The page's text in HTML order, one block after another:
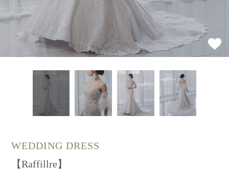
WEDDING DRESS
【Raffillre】